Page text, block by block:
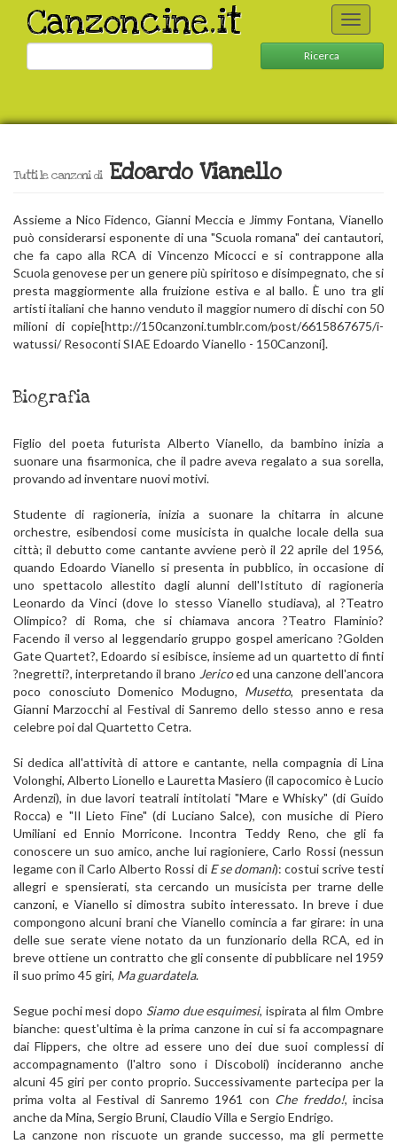
Canzoncine.it
Toggle
Ricerca
Tutti le canzoni diEdoardo Vianello
Assieme a Nico Fidenco, Gianni Meccia e Jimmy Fontana, Vianello
può considerarsi esponente di una "Scuola romana" dei cantautori,
che fa capo alla RCA di Vincenzo Micocci e si contrappone alla
Scuola genovese per un genere più spiritoso e disimpegnato, che si
presta maggiormente alla fruizione estiva e al ballo. È uno tra gli
artisti italiani che hanno venduto il maggior numero di dischi con 50
milioni di copie[http://150canzoni.tumblr.com/post/6615867675/i-
watussi/ Resoconti SIAE Edoardo Vianello - 150Canzoni].
Biografia
Figlio del poeta futurista Alberto Vianello, da bambino inizia a
suonare una fisarmonica, che il padre aveva regalato a sua sorella,
provando ad inventare nuovi motivi.
Studente di ragioneria, inizia a suonare la chitarra in alcune
orchestre, esibendosi come musicista in qualche locale della sua
città; il debutto come cantante avviene però il 22 aprile del 1956,
quando Edoardo Vianello si presenta in pubblico, in occasione di
uno spettacolo allestito dagli alunni dell'Istituto di ragioneria
Leonardo da Vinci (dove lo stesso Vianello studiava), al ?Teatro
Olimpico? di Roma, che si chiamava ancora ?Teatro Flaminio?
Facendo il verso al leggendario gruppo gospel americano ?Golden
Gate Quartet?, Edoardo si esibisce, insieme ad un quartetto di finti
?negretti?, interpretando il brano Jericoed una canzone dell'ancora
poco conosciuto Domenico Modugno, Musetto, presentata da
Gianni Marzocchi al Festival di Sanremo dello stesso anno e resa
celebre poi dal Quartetto Cetra.
Si dedica all'attività di attore e cantante, nella compagnia di Lina
Volonghi, Alberto Lionello e Lauretta Masiero (il capocomico è Lucio
Ardenzi), in due lavori teatrali intitolati "Mare e Whisky" (di Guido
Rocca) e "Il Lieto Fine" (di Luciano Salce), con musiche di Piero
Umiliani ed Ennio Morricone. Incontra Teddy Reno, che gli fa
conoscere un suo amico, anche lui ragioniere, Carlo Rossi (nessun
legame con il Carlo Alberto Rossi di E se domani): costui scrive testi
allegri e spensierati, sta cercando un musicista per trarne delle
canzoni, e Vianello si dimostra subito interessato. In breve i due
compongono alcuni brani che Vianello comincia a far girare: in una
delle sue serate viene notato da un funzionario della RCA, ed in
breve ottiene un contratto che gli consente di pubblicare nel 1959
il suo primo 45 giri, Ma guardatela.
Segue pochi mesi dopo Siamo due esquimesi, ispirata al film Ombre
bianche: quest'ultima è la prima canzone in cui si fa accompagnare
dai Flippers, che oltre ad essere uno dei due suoi complessi di
accompagnamento (l'altro sono i Discoboli) incideranno anche
alcuni 45 giri per conto proprio. Successivamente partecipa per la
prima volta al Festival di Sanremo 1961 con Che freddo!, incisa
anche da Mina, Sergio Bruni, Claudio Villa e Sergio Endrigo.
La canzone non riscuote un grande successo, ma gli permette